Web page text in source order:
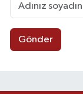
Gönder